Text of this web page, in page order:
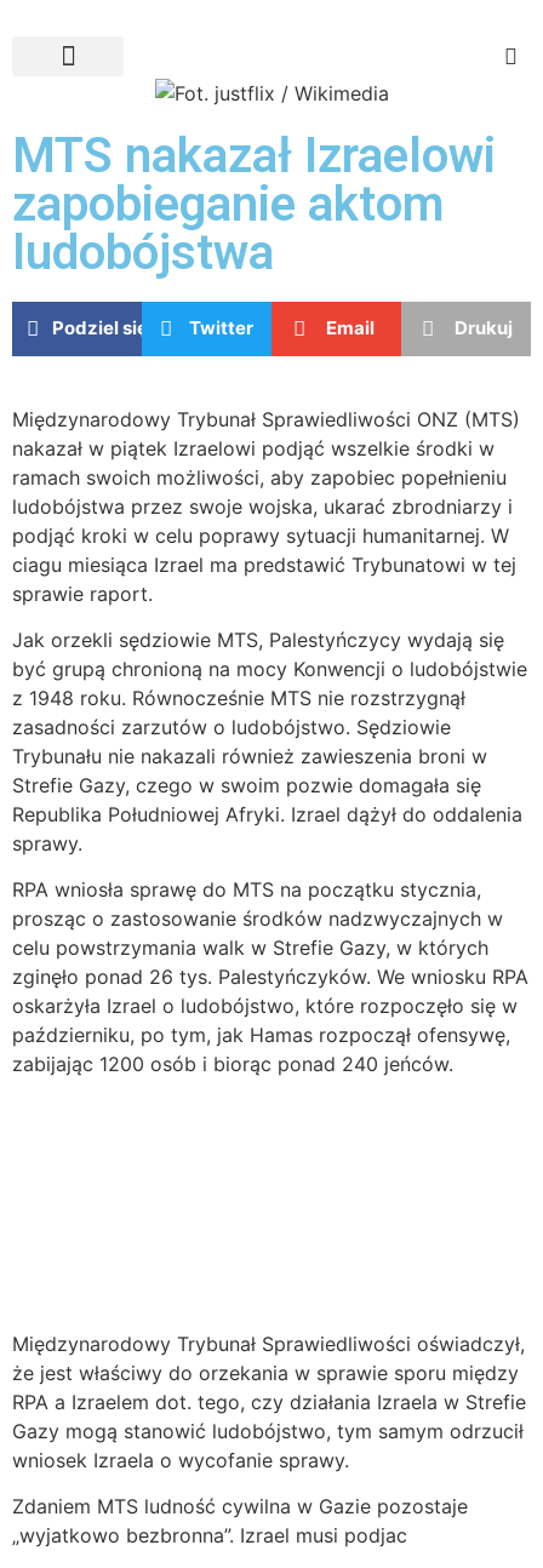
MTS nakazał Izraelowi
zapobieganie aktom
ludobójstwa
Podziel się Twitter Email Drukuj
Międzynarodowy Trybunał Sprawiedliwości ONZ (MTS)
nakazał w piątek Izraelowi podjąć wszelkie środki w
ramach swoich możliwości, aby zapobiec popełnieniu
ludobójstwa przez swoje wojska, ukarać zbrodniarzy i
podjąć kroki w celu poprawy sytuacji humanitarnej. W
ciagu miesiąca Izrael ma predstawić Trybunatowi w tej
sprawie raport.
Jak orzekli sędziowie MTS, Palestyńczycy wydają się
być grupą chronioną na mocy Konwencji o ludobójstwie
z 1948 roku. Równocześnie MTS nie rozstrzygnął
zasadności zarzutów o ludobójstwo. Sędziowie
Trybunału nie nakazali również zawieszenia broni w
Strefie Gazy, czego w swoim pozwie domagała się
Republika Południowej Afryki. Izrael dążył do oddalenia
sprawy.
RPA wniosła sprawę do MTS na początku stycznia,
prosząc o zastosowanie środków nadzwyczajnych w
celu powstrzymania walk w Strefie Gazy, w których
zginęło ponad 26 tys. Palestyńczyków. We wniosku RPA
oskarżyła Izrael o ludobójstwo, które rozpoczęło się w
październiku, po tym, jak Hamas rozpoczął ofensywę,
zabijając 1200 osób i biorąc ponad 240 jeńców.
Międzynarodowy Trybunał Sprawiedliwości oświadczył,
że jest właściwy do orzekania w sprawie sporu między
RPA a Izraelem dot. tego, czy działania Izraela w Strefie
Gazy mogą stanowić ludobójstwo, tym samym odrzucił
wniosek Izraela o wycofanie sprawy.
Zdaniem MTS ludność cywilna w Gazie pozostaje
„wyjatkowo bezbronna”. Izrael musi podjac